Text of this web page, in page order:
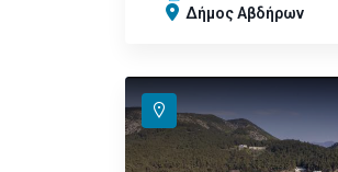
Δήμος Αβδήρων